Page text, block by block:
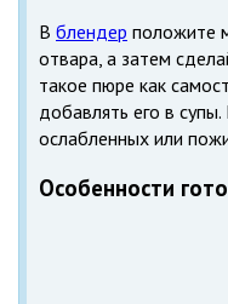
В блендер положите
отвара, а затем
такое пюре как
добавлять его в
ослабленных или
Особенности